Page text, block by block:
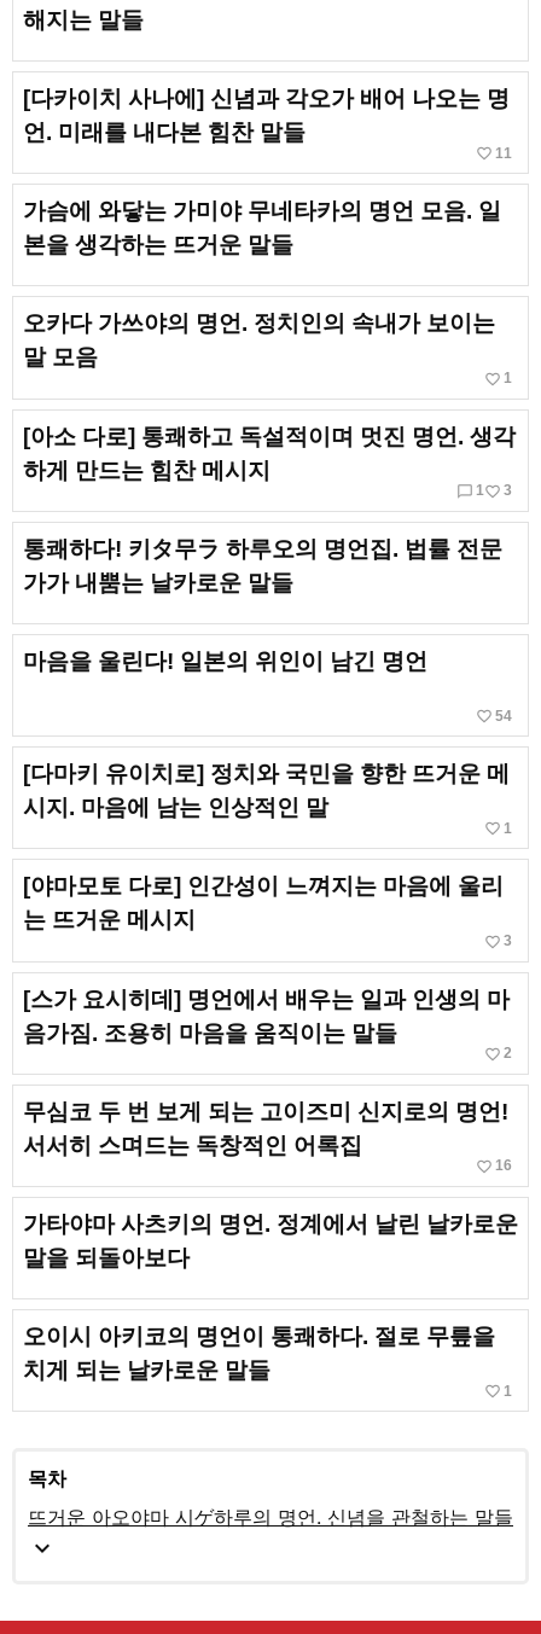
해지는 말들
[다카이치 사나에] 신념과 각오가 배어 나오는 명
언. 미래를 내다본 힘찬 말들
favorite_border 11
가슴에 와닿는 가미야 무네타카의 명언 모음. 일
본을 생각하는 뜨거운 말들
오카다 가쓰야의 명언. 정치인의 속내가 보이는
말 모음
favorite_border 1
[아소 다로] 통쾌하고 독설적이며 멋진 명언. 생각
하게 만드는 힘찬 메시지
chat_bubble_outline 1 favorite_border 3
통쾌하다! 키タ무ラ 하루오의 명언집. 법률 전문
가가 내뿜는 날카로운 말들
마음을 울린다! 일본의 위인이 남긴 명언
favorite_border 54
[다마키 유이치로] 정치와 국민을 향한 뜨거운 메
시지. 마음에 남는 인상적인 말
favorite_border 1
[야마모토 다로] 인간성이 느껴지는 마음에 울리
는 뜨거운 메시지
favorite_border 3
[스가 요시히데] 명언에서 배우는 일과 인생의 마
음가짐. 조용히 마음을 움직이는 말들
favorite_border 2
무심코 두 번 보게 되는 고이즈미 신지로의 명언!
서서히 스며드는 독창적인 어록집
favorite_border 16
가타야마 사츠키의 명언. 정계에서 날린 날카로운
말을 되돌아보다
오이시 아키코의 명언이 통쾌하다. 절로 무릎을
치게 되는 날카로운 말들
favorite_border 1
목차
뜨거운 아오야마 시ゲ하루의 명언. 신념을 관철하는 말들
expand_more